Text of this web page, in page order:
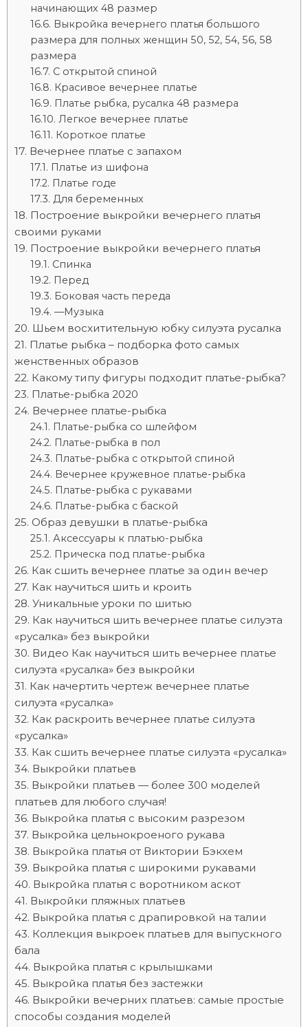
начинающих 48 размер
Выкройка вечернего платья большого
размера для полных женщин 50, 52, 54, 56, 58
размера
С открытой спиной
Красивое вечернее платье
Платье рыбка, русалка 48 размера
Легкое вечернее платье
Короткое платье
Вечернее платье с запахом
Платье из шифона
Платье годе
Для беременных
Построение выкройки вечернего платья
своими руками
Построение выкройки вечернего платья
Спинка
Перед
Боковая часть переда
—Музыка
Шьем восхитительную юбку силуэта русалка
Платье рыбка – подборка фото самых
женственных образов
Какому типу фигуры подходит платье-рыбка?
Платье-рыбка 2020
Вечернее платье-рыбка
Платье-рыбка со шлейфом
Платье-рыбка в пол
Платье-рыбка с открытой спиной
Вечернее кружевное платье-рыбка
Платье-рыбка с рукавами
Платье-рыбка с баской
Образ девушки в платье-рыбка
Аксессуары к платью-рыбка
Прическа под платье-рыбка
Как сшить вечернее платье за один вечер
Как научиться шить и кроить
Уникальные уроки по шитью
Как научиться шить вечернее платье силуэта
«русалка» без выкройки
Видео Как научиться шить вечернее платье
силуэта «русалка» без выкройки
Как начертить чертеж вечернее платье
силуэта «русалка»
Как раскроить вечернее платье силуэта
«русалка»
Как сшить вечернее платье силуэта «русалка»
Выкройки платьев
Выкройки платьев — более 300 моделей
платьев для любого случая!
Выкройка платья с высоким разрезом
Выкройка цельнокроеного рукава
Выкройка платья от Виктории Бэкхем
Выкройка платья с широкими рукавами
Выкройка платья с воротником аскот
Выкройки пляжных платьев
Выкройка платья с драпировкой на талии
Коллекция выкроек платьев для выпускного
бала
Выкройка платья с крылышками
Выкройка платья без застежки
Выкройки вечерних платьев: самые простые
способы создания моделей